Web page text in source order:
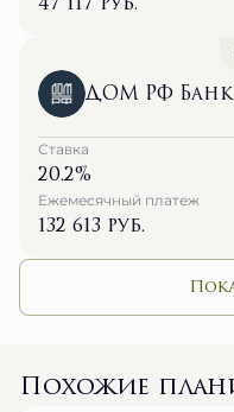
Ставка
20.2%
Ежемесячный платеж
132 613 руб.